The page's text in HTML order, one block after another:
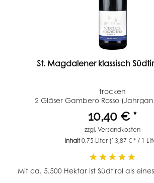
St. Magdalener klassisch
trocken
2 Gläser Gambero Rosso
10,40 € *
zzgl.Versandkosten
Inhalt0.75 Liter (13,87 € * / 1
Mit ca. 5.500 Hektar ist Südtirol als